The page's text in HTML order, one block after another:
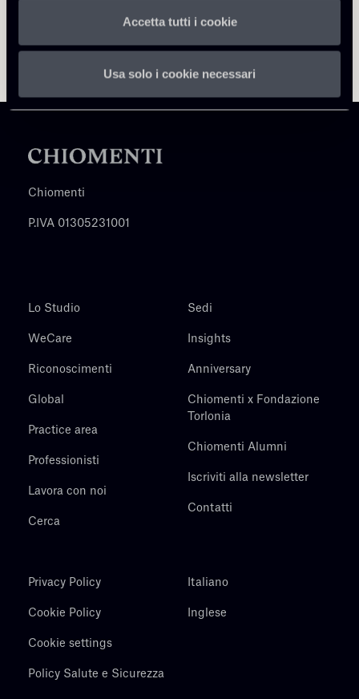
Accetta tutti i cookie
Usa solo i cookie necessari
Chiomenti
P.IVA 01305231001
Lo Studio
WeCare
Riconoscimenti
Global
Practice area
Professionisti
Lavora con noi
Cerca
Sedi
Insights
Anniversary
Chiomenti x Fondazione
Torlonia
Chiomenti Alumni
Iscriviti alla newsletter
Contatti
Privacy Policy
Cookie Policy
Cookie settings
Policy Salute e Sicurezza
Italiano
Inglese